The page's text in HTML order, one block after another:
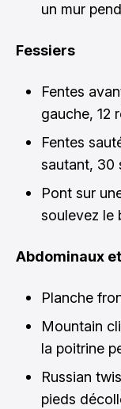
un mur
Fessiers
Fentes
gauche, 12
Fentes
sautant, 30
Pont sur
soulevez le
Abdominaux
Planche
Mountain
la poitrine
Russian
pieds